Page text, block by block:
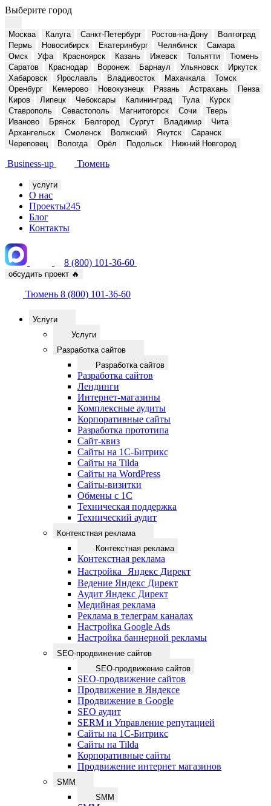
Выберите город
Москва Калуга Санкт-Петербург Ростов-на-Дону
Волгоград
Пермь
Новосибирск Екатеринбург Челябинск
Самара
Омск
Уфа Красноярск Казань Ижевск Тольятти
Тюмень
Саратов
Краснодар Воронеж Барнаул Ульяновск
Иркутск
Хабаровск
Ярославль Владивосток Махачкала
Томск
Оренбург
Кемерово Новокузнецк Рязань Астрахань
Пенза
Киров
Липецк Чебоксары Калининград Тула
Курск
Ставрополь
Севастополь Магнитогорск Сочи
Тверь
Иваново
Брянск Белгород Сургут Владимир
Чита
Архангельск
Смоленск Волжский Якутск
Саранск
Череповец
Вологда Орёл Подольск Нижний Новгород
Business-up Тюмень
услуги
О нас
Проекты245
Блог
Контакты
8 (800) 101-36-60
обсудить проект 🔥
Тюмень 8 (800) 101-36-60
Услуги
Услуги
Разработка сайтов
Разработка сайтов
Разработка сайтов
Лендинги
Интернет-магазины
Комплексные аудиты
Корпоративные сайты
Разработка прототипа
Сайт-квиз
Сайты на 1С-Битрикс
Сайты на Tilda
Сайты на WordPress
Сайты-визитки
Обмены с 1С
Техническая поддержка
Технический аудит
Контекстная реклама
Контекстная реклама
Контекстная реклама
Настройка Яндекс Директ
Ведение Яндекс Директ
Аудит Яндекс Директ
Медийная реклама
Реклама в телеграм каналах
Настройка Google Ads
Настройка баннерной рекламы
SEO-продвижение сайтов
SEO-продвижение сайтов
SEO-продвижение сайтов
Продвижение в Яндексе
Продвижение в Google
SEO аудит
SERM и Управление репутацией
Сайты на 1С-Битрикс
Сайты на Tilda
Корпоративные сайты
Продвижение интернет магазинов
SMM
SMM